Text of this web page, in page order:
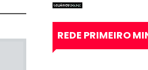
REDE PRIMEIRO